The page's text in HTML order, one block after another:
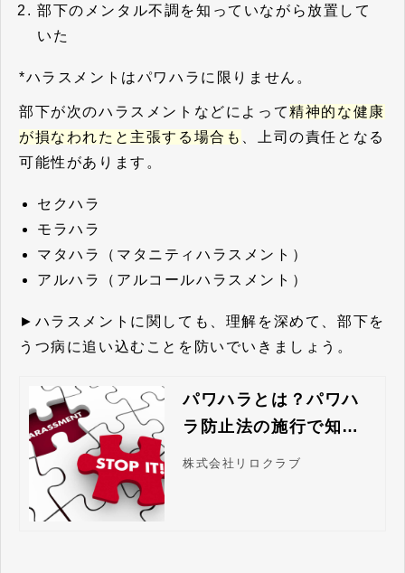
部下のメンタル不調を知っていながら放置して
いた
*ハラスメントはパワハラに限りません。
部下が次のハラスメントなどによって精神的な健康
が損なわれたと主張する場合も
、上司の責任となる
可能性があります。
セクハラ
モラハラ
マタハラ（マタニティハラスメント）
アルハラ（アルコールハラスメント）
►ハラスメントに関しても、理解を深めて、部下を
うつ病に追い込むことを防いでいきましょう。
パワハラとは？パワハ
ラ防止法の施行で知っ
ておきたい定義と行為
株式会社リロクラブ